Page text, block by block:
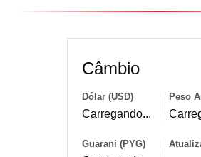
Câmbio
Dólar (USD)
Carregando...
Peso
Guarani (PYG)